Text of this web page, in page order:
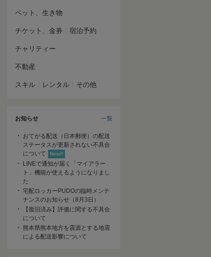
ペット、生き物
チケット、金券 宿泊予約
チャリティー
不動産
スキル レンタル その他
お知らせ 一覧
おてがる配送（日本郵便）の配送
ステータスが更新されない不具合
について
New!!
LINEで通知が届く「マイアラー
ト」機能が使えるようになりまし
た
宅配ロッカーPUDOの臨時メンテ
ナンスのお知らせ（8月3日）
【復旧済み】評価に関する不具合
について
熊本県熊本地方を震源とする地震
による配送影響について